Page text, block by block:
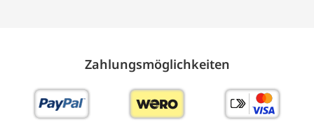
Zahlungs­möglich­keiten